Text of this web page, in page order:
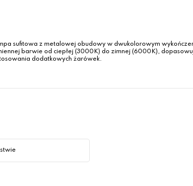
sufitowa z metalowej obudowy w dwukolorowym
barwie od ciepłej (3000K) do zimnej (6000K),
dodatkowych żarówek.